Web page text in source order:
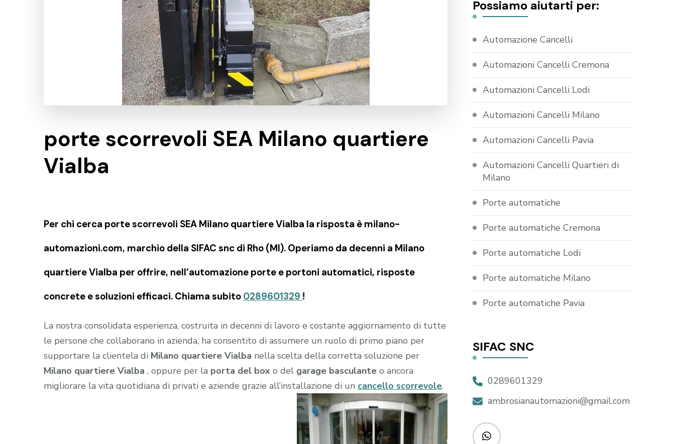
porte scorrevoli SEA Milano quartiere
Vialba
Per chi cerca porte scorrevoli SEA Milano quartiere Vialba la risposta è milano-
automazioni.com, marchio della SIFAC snc di Rho (MI). Operiamo da decenni a Milano
quartiere Vialba per offrire, nell’automazione porte e portoni automatici, risposte
concrete e soluzioni efficaci. Chiama subito 0289601329 !
La nostra consolidata esperienza, costruita in decenni di lavoro e costante aggiornamento di tutte
le persone che collaborano in azienda, ha consentito di assumere un ruolo di primo piano per
supportare la clientela di Milano quartiere Vialba nella scelta della corretta soluzione per
Milano quartiere Vialba , oppure per la porta del box o del garage basculante o ancora
migliorare la vita quotidiana di privati e aziende grazie all’installazione di un cancello scorrevole.
Possiamo aiutarti per:
Automazione Cancelli
Automazioni Cancelli Cremona
Automazioni Cancelli Lodi
Automazioni Cancelli Milano
Automazioni Cancelli Pavia
Automazioni Cancelli Quartieri di
Milano
Porte automatiche
Porte automatiche Cremona
Porte automatiche Lodi
Porte automatiche Milano
Porte automatiche Pavia
SIFAC SNC
0289601329
ambrosianautomazioni@gmail.com